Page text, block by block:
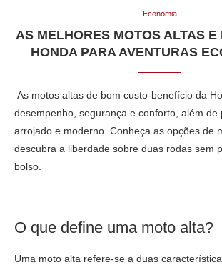
Economia
AS MELHORES MOTOS ALTAS
HONDA PARA AVENTURAS
As motos altas de bom custo-benefício da
desempenho, segurança e conforto, além de
arrojado e moderno. Conheça as opções de
descubra a liberdade sobre duas rodas sem
bolso.
O que define uma moto alta?
Uma moto alta refere-se a duas